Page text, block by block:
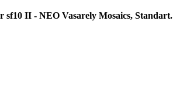
II - NEO Vasarely Mosaics, Standart.